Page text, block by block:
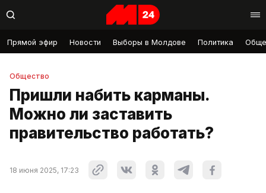
Прямой эфир Новости Выборы в Молдове Политика
Общество
Пришли набить карманы.
Можно ли заставить
правительство работать?
18 июня 2025, 17:23